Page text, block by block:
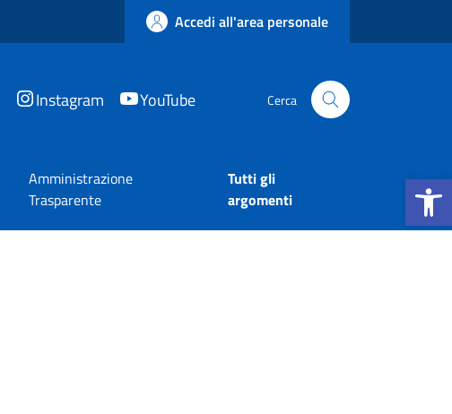
Apri la
Accedi all'area personale
Instagram YouTube Cerca
Amministrazione
Trasparente
Tutti gli
argomenti